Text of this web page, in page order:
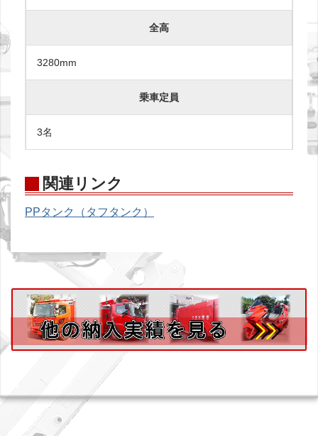
全高
3280mm
乗車定員
3名
関連リンク
PPタンク（タフタンク）